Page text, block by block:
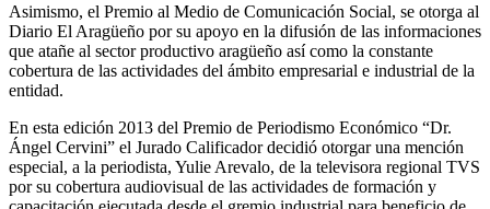
Asimismo, el Premio al Medio de Comunicación Social, se otorga al
Diario El Aragüeño por su apoyo en la difusión de las informaciones
que atañe al sector productivo aragüeño así como la constante
cobertura de las actividades del ámbito empresarial e industrial de la
entidad.
En esta edición 2013 del Premio de Periodismo Económico “Dr.
Ángel Cervini” el Jurado Calificador decidió otorgar una mención
especial, a la periodista, Yulie Arevalo, de la televisora regional TVS
por su cobertura audiovisual de las actividades de formación y